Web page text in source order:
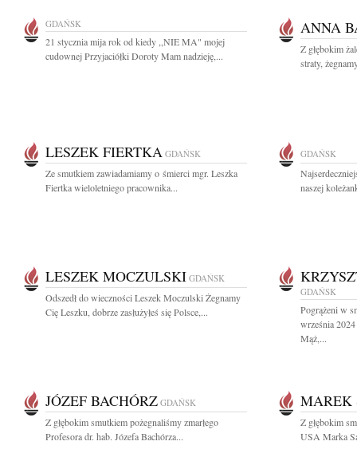
GDAŃSK
21 stycznia mija rok od kiedy ,,NIE MA" mojej
cudownej Przyjaciółki Doroty Mam nadzieję,...
ANNA
Z głębokim
straty,
LESZEK FIERTKA GDAŃSK
Ze smutkiem zawiadamiamy o śmierci mgr. Leszka
Fiertka wieloletniego pracownika...
GDAŃSK
naszej
LESZEK MOCZULSKI GDAŃSK
Odszedł do wieczności Leszek Moczulski Żegnamy
Cię Leszku, dobrze zasłużyłeś się Polsce,...
GDAŃSK
Pogrążeni w
września
Mąż,...
JÓZEF BACHÓRZ GDAŃSK
Z głębokim smutkiem pożegnaliśmy zmarłego
Profesora dr. hab. Józefa Bachórza...
MAREK
Z głębokim
USA Marka